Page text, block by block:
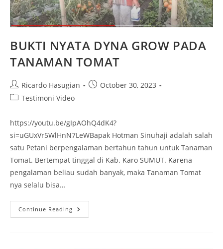
BUKTI NYATA DYNA GROW PADA
TANAMAN TOMAT
Ricardo Hasugian
October 30, 2023
Testimoni Video
https://youtu.be/gIpAOhQ4dK4?
si=uGUxVr5WlHnN7LeWBapak Hotman Sinuhaji adalah salah
satu Petani berpengalaman bertahun tahun untuk Tanaman
Tomat. Bertempat tinggal di Kab. Karo SUMUT. Karena
pengalaman beliau sudah banyak, maka Tanaman Tomat
nya selalu bisa…
Continue Reading